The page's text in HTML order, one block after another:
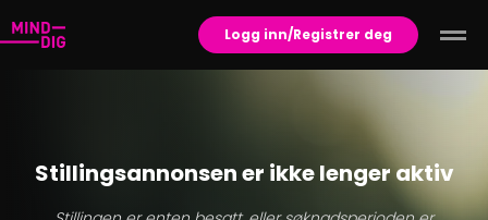
Logg inn/Registrer deg
Stillingsannonsen er ikke lenger aktiv